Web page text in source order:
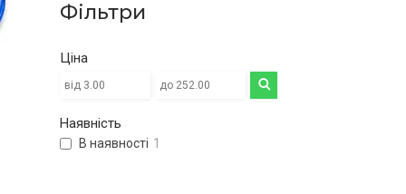
Фільтри
Ціна
Наявність
В наявності 1